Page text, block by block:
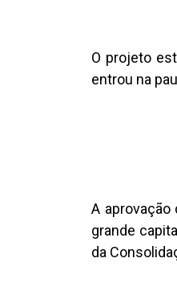
O projeto
entrou na
A
grande
da